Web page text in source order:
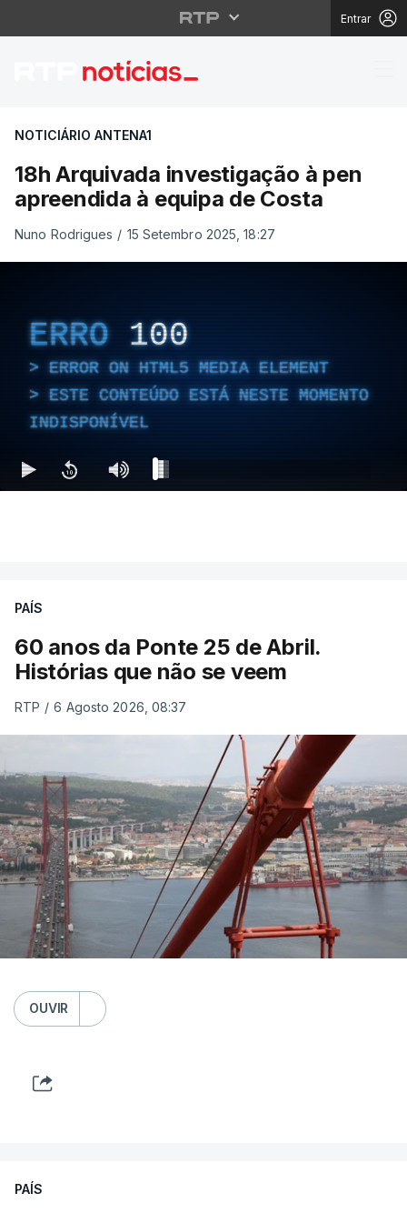
Entrar
18h Arquivada
NOTICIÁRIO ANTENA1
18h Arquivada investigação à pen
apreendida à equipa de Costa
Nuno Rodrigues / 15 Setembro 2025, 18:27
ERRO 100
ERROR ON HTML5 MEDIA ELEMENT
ESTE CONTEÚDO ESTÁ NESTE MOMENTO
INDISPONÍVEL
PAÍS
60 anos da Ponte 25 de Abril.
Histórias que não se veem
RTP / 6 Agosto 2026, 08:37
OUVIR
PAÍS